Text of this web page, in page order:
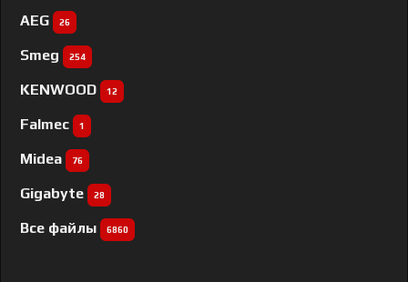
AEG 26
Smeg 254
KENWOOD 12
Falmec 1
Midea 76
Gigabyte 28
Все файлы 6860